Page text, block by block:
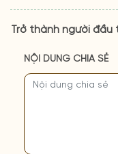
Trở thành người đầu
NỘI DUNG CHIA SẺ